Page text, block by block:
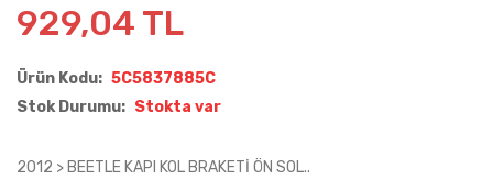
929,04 TL
Ürün Kodu: 5C5837885C
Stok Durumu: Stokta var
2012 > BEETLE KAPI KOL BRAKETİ ÖN SOL..